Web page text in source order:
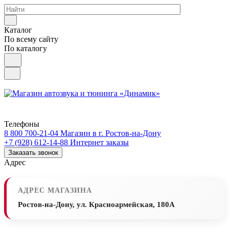
Каталог
По всему сайту
По каталогу
Телефоны
8 800 700-21-04 Магазин в г. Ростов-на-Дону
+7 (928) 612-14-88 Интернет заказы
Заказать звонок
Адрес
АДРЕС МАГАЗИНА
Ростов-на-Дону, ул. Красноармейская, 180А